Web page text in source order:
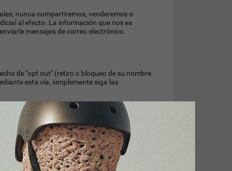
nunca compartiremos, venderemos o
al efecto. La información que nos es
mensajes de correo electrónico.
de "opt out" (retiro o bloqueo de su nombre
esta vía, simplemente siga las
es automático e inmediato, y es brindado por
Especiales de InfoNegocios) implica la total
tardar hasta 72hs hábiles.